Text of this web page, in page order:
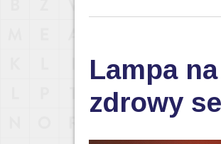
Lampa
zdrowy